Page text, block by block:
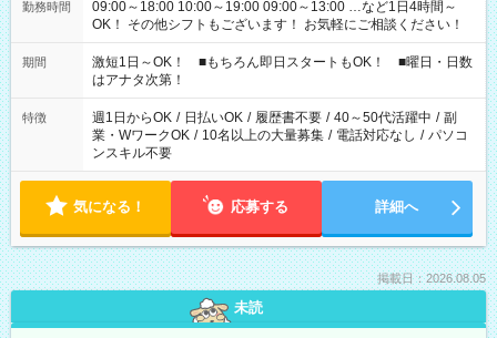
勤務時間
09:00～18:00 10:00～19:00 09:00～13:00 …など1日4時間～
OK！ その他シフトもございます！ お気軽にご相談ください！
期間
激短1日～OK！ ■もちろん即日スタートもOK！ ■曜日・日数
はアナタ次第！
特徴 週1日からOK / 日払いOK / 履歴書不要 / 40～50代活躍中 / 副
業・WワークOK / 10名以上の大量募集 / 電話対応なし / パソコ
ンスキル不要
気になる！ 応募する 詳細へ
掲載日：2026.08.05
未読